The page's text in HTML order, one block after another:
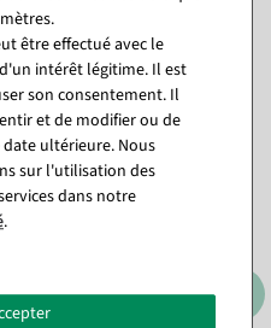
aimer (8)
être effectué avec le
intérêt légitime. Il est
son consentement. Il
et de modifier ou de
ultérieure. Nous
sur l'utilisation des
dans notre
.